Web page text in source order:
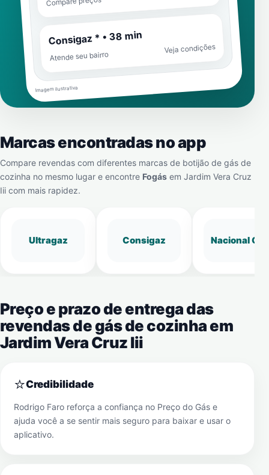
Consigaz * • 38 min
Atende seu bairro
Veja condições
Imagem ilustrativa
Marcas encontradas no app
Compare revendas com diferentes marcas de botijão de gás de
cozinha no mesmo lugar e encontre Fogás em Jardim Vera Cruz
Iii com mais rapidez.
Ultragaz Consigaz Nacional Gás
Preço e prazo de entrega das
revendas de gás de cozinha em
Jardim Vera Cruz Iii
⭐Credibilidade
Rodrigo Faro reforça a confiança no Preço do Gás e
ajuda você a se sentir mais seguro para baixar e usar o
aplicativo.